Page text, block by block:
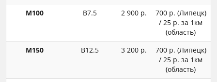
М100 В7.5 2 900 р.
700 р. (Липецк)
/ 25 р. за 1км
(область)
М150
В12.5 3 200 р.
700 р. (Липецк)
/ 25 р. за 1км
(область)